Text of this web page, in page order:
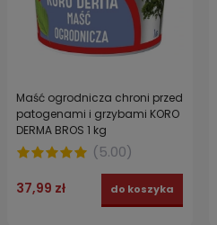
Maść ogrodnicza chroni przed
patogenami i grzybami KORO
DERMA BROS 1 kg
(5.00)
37,99 zł do koszyka